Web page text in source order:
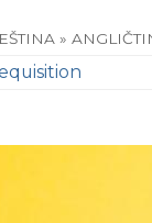
»